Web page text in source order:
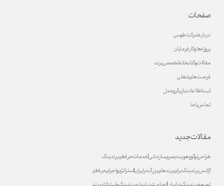
صفحات
درباره شرکت طوسی
پروژه ها و کارفرمایان
مقالات و کتابخانه تخصصی برند
فرصت های شغلی
ثبت اطلاعات بازیگر و مدل
تماس با ما
مقالات جدید
طراحی لوگو و هویت بصری سازمانی | خدمات حرفه‌ای برندینگ
آژانس برندینگ برای برندهای بزرگ در ایران | استراتژی و اجرای حرفه‌ای
توسعه برندینگ در ایران | اجرا و رشد پایدارو برندینگ و استراتژی برند